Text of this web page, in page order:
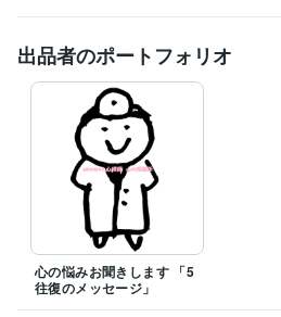
質問などありましたら、遠慮なくしてね☆彡
事前に、日時・時間・質問などを
打ち合わせて、納得してから、スタート
※ 上記の時間帯、ご都合つかない方は、一
資格・検定
正看護師 登録番号 第15164 取得
出品者のポートフォリオ
心の悩みお聞きします 「5
往復のメッセージ」